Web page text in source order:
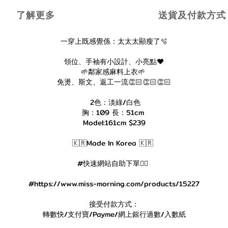
了解更多 送貨及付款方式
一穿上既感覺係：太太太顯瘦了🫧
領位、手袖有小設計、小亮點❤️
🌱鄰家感麻料上衣🌱
免燙、斯文、返工一流👏🏻👏🏻👏🏻
2色：淡綠/白色
胸：109 長：51cm
Model:161cm $239
🇰🇷Made In Korea 🇰🇷
#快速網站自助下單👇🏻
#https://www.miss-morning.com/products/15227
接受付款方式：
轉數快/支付寶/Payme/網上銀行過數/入數紙